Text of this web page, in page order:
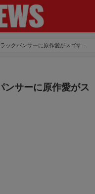
ックパンサーに原作愛がスゴすぎ
ンサーに原作愛がス